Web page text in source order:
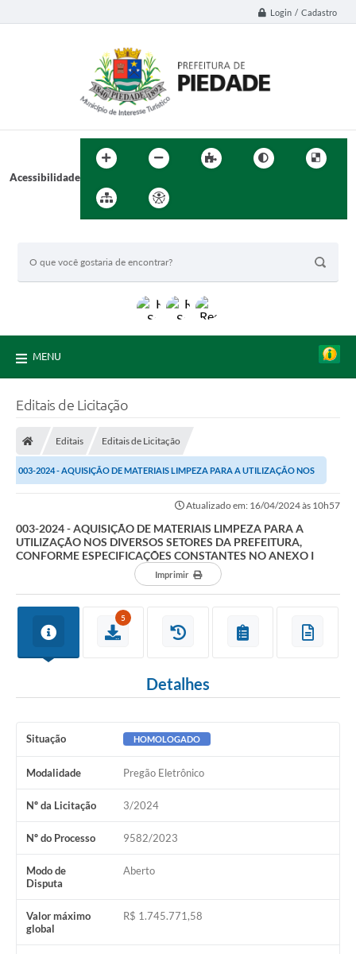
Login / Cadastro
Acessibilidade
MENU
Editais de Licitação
Editais Editais de Licitação
003-2024 - AQUISIÇÃO DE MATERIAIS LIMPEZA PARA A UTILIZAÇÃO NOS
Atualizado em: 16/04/2024 às 10h57
003-2024 - AQUISIÇÃO DE MATERIAIS LIMPEZA PARA A
UTILIZAÇÃO NOS DIVERSOS SETORES DA PREFEITURA,
CONFORME ESPECIFICAÇÕES CONSTANTES NO ANEXO I
Imprimir
5
Detalhes
Situação HOMOLOGADO
Modalidade Pregão Eletrônico
Nº da Licitação 3/2024
Nº do Processo 9582/2023
Modo de
Disputa
Aberto
Valor máximo
global
R$ 1.745.771,58